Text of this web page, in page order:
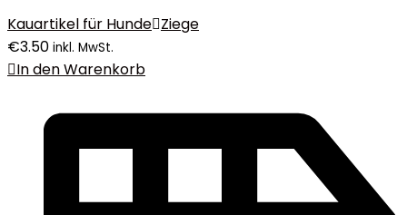
Kauartikel für Hunde Ziege
€3.50 inkl. MwSt.
In den Warenkorb